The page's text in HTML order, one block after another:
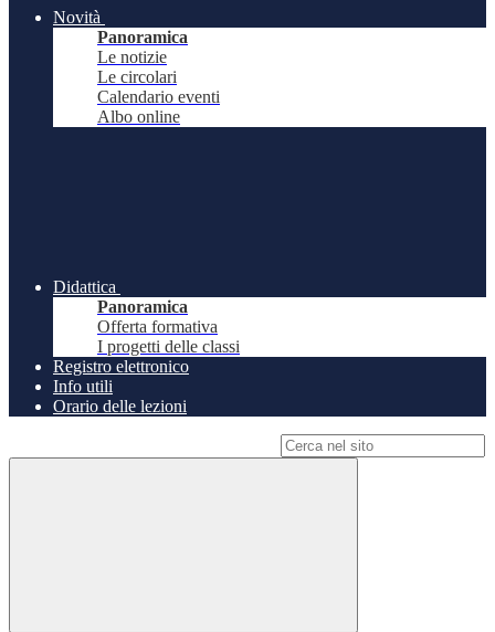
Novità
Panoramica
Le notizie
Le circolari
Calendario eventi
Albo online
Didattica
Panoramica
Offerta formativa
I progetti delle classi
Registro elettronico
Info utili
Orario delle lezioni